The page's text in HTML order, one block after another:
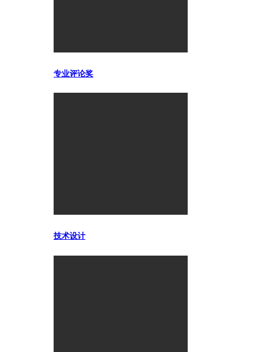
专业评论奖
技术设计